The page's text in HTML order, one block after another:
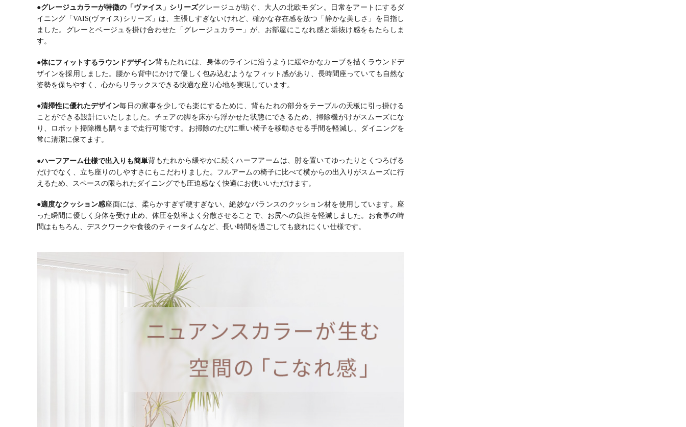
ダイニング グ
オレンジ ルン
ブルー オレン
カフェ風 ブラ
ウン グリーン
ルンバブル
フェ風 ブラウ
ン グレー ルン
バブル
ーブル×1 食卓
椅子×4) ルンバ
ブル
150cm テーブ
ル×1 チェア
×4) ルンバブル
●グレージュカラーが特徴の「ヴァイス」シリーズグレージュが紡ぐ、大人の北欧モダン。日常をアートにするダ
イニング「VAIS(ヴァイス)シリーズ」は、主張しすぎないけれど、確かな存在感を放つ「静かな美しさ」を目指し
ました。グレーとベージュを掛け合わせた「グレージュカラー」が、お部屋にこなれ感と垢抜け感をもたらしま
す。
●体にフィットするラウンドデザイン背もたれには、身体のラインに沿うように緩やかなカーブを描くラウンドデ
ザインを採用しました。腰から背中にかけて優しく包み込むようなフィット感があり、長時間座っていても自然な
姿勢を保ちやすく、心からリラックスできる快適な座り心地を実現しています。
●清掃性に優れたデザイン毎日の家事を少しでも楽にするために、背もたれの部分をテーブルの天板に引っ掛ける
ことができる設計にいたしました。チェアの脚を床から浮かせた状態にできるため、掃除機がけがスムーズにな
り、ロボット掃除機も隅々まで走行可能です。お掃除のたびに重い椅子を移動させる手間を軽減し、ダイニングを
常に清潔に保てます。
●ハーフアーム仕様で出入りも簡単背もたれから緩やかに続くハーフアームは、肘を置いてゆったりとくつろげる
だけでなく、立ち座りのしやすさにもこだわりました。フルアームの椅子に比べて横からの出入りがスムーズに行
えるため、スペースの限られたダイニングでも圧迫感なく快適にお使いいただけます。
●適度なクッション感座面には、柔らかすぎず硬すぎない、絶妙なバランスのクッション材を使用しています。座
った瞬間に優しく身体を受け止め、体圧を効率よく分散させることで、お尻への負担を軽減しました。お食事の時
間はもちろん、デスクワークや食後のティータイムなど、長い時間を過ごしても疲れにくい仕様です。